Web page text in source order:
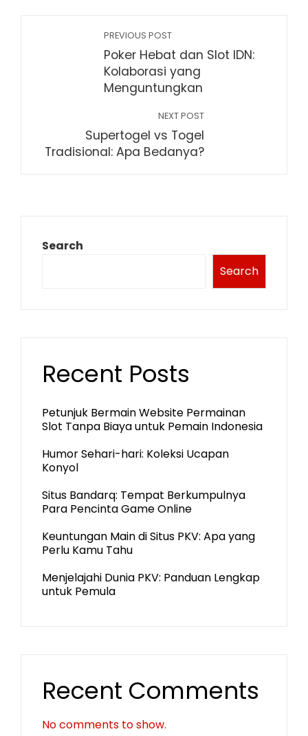
PREVIOUS POST
Poker Hebat dan Slot IDN:
Kolaborasi yang
Menguntungkan
NEXT POST
Supertogel vs Togel
Tradisional: Apa Bedanya?
Search
Search
Recent Posts
Petunjuk Bermain Website Permainan
Slot Tanpa Biaya untuk Pemain Indonesia
Humor Sehari-hari: Koleksi Ucapan
Konyol
Situs Bandarq: Tempat Berkumpulnya
Para Pencinta Game Online
Keuntungan Main di Situs PKV: Apa yang
Perlu Kamu Tahu
Menjelajahi Dunia PKV: Panduan Lengkap
untuk Pemula
Recent Comments
No comments to show.